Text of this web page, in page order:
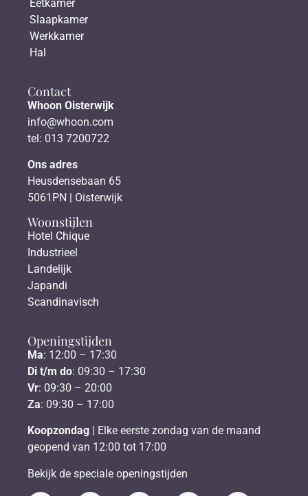
Eetkamer
Slaapkamer
Werkkamer
Hal
Contact
Whoon Oisterwijk
info@whoon.com
tel: 013 7200722
Ons adres
Heusdensebaan 65
5061PN | Oisterwijk
Woonstijlen
Hotel Chique
Industrieel
Landelijk
Japandi
Scandinavisch
Openingstijden
Ma: 12:00 – 17:30
Di t/m do: 09:30 – 17:30
Vr: 09:30 – 20:00
Za: 09:30 – 17:00
Koopzondag | Elke eerste zondag van de maand
geopend van 12:00 tot 17:00
Bekijk de speciale openingstijden